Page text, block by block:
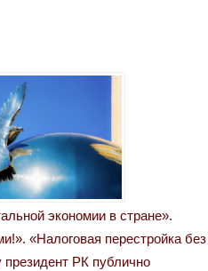
экономии в стране».
«Налоговая перестройка без
РК публично